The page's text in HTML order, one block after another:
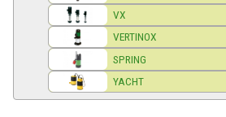
VX
VERTINOX
SPRING
YACHT